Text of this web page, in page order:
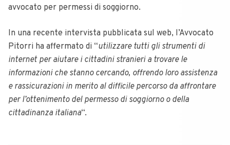
avvocato per permessi di soggiorno.
In una recente intervista pubblicata sul web, l’Avvocato
Pitorri ha affermato di “utilizzare tutti gli strumenti di
internet per aiutare i cittadini stranieri a trovare le
informazioni che stanno cercando, offrendo loro assistenza
e rassicurazioni in merito al difficile percorso da affrontare
per l’ottenimento del permesso di soggiorno o della
cittadinanza italiana“.